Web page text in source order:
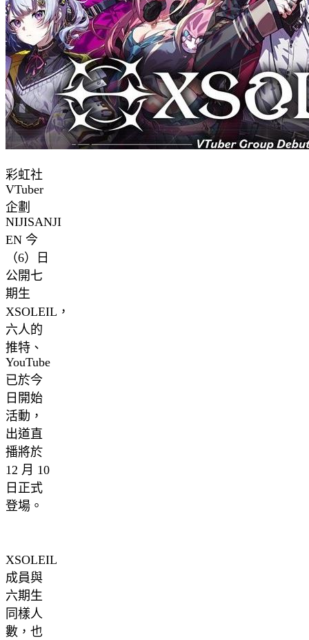
彩虹社
VTuber
企劃
NIJISANJI
EN 今
（6）日
公開七
期生
XSOLEIL，
六人的
推特、
YouTube
已於今
日開始
活動，
出道直
播將於
12 月 10
日正式
登場。
XSOLEIL
成員與
六期生
同樣人
數，也